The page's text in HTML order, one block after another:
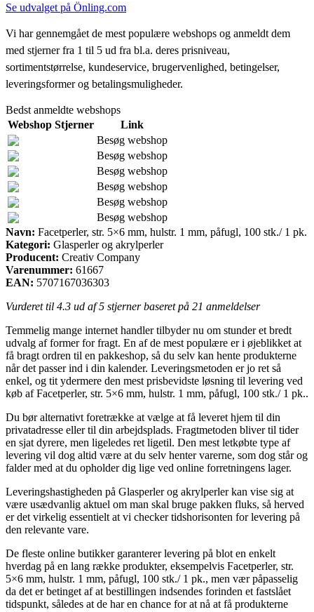
Se udvalget på Önling.com
Vi har gennemgået de mest populære webshops og anmeldt dem
med stjerner fra 1 til 5 ud fra bl.a. deres prisniveau,
sortimentstørrelse, kundeservice, brugervenlighed, betingelser,
leveringsformer og betalingsmuligheder.
Bedst anmeldte webshops
Webshop Stjerner
Link
Besøg webshop
Besøg webshop
Besøg webshop
Besøg webshop
Besøg webshop
Besøg webshop
Navn: Facetperler, str. 5×6 mm, hulstr. 1 mm, påfugl, 100 stk./ 1 pk.
Kategori: Glasperler og akrylperler
Producent: Creativ Company
Varenummer: 61667
EAN: 5707167036303
Vurderet til 4.3 ud af 5 stjerner baseret på 21 anmeldelser
Temmelig mange internet handler tilbyder nu om stunder et bredt
udvalg af former for fragt. En af de mest populære er i øjeblikket at
få bragt ordren til en pakkeshop, så du selv kan hente produkterne
når det passer ind i din kalender. Leveringsmetoden er jo ret så
enkel, og tit ydermere den mest prisbevidste løsning til levering ved
køb af Facetperler, str. 5×6 mm, hulstr. 1 mm, påfugl, 100 stk./ 1 pk..
Du bør alternativt foretrække at vælge at få leveret hjem til din
privatadresse eller til din arbejdsplads. Fragtmetoden bliver til tider
en sjat dyrere, men ligeledes ret ligetil. Den mest letkøbte type af
levering vil dog altid være at du selv henter varerne, som dog står og
falder med at du opholder dig lige ved online forretningens lager.
Leveringshastigheden på Glasperler og akrylperler kan vise sig at
være usædvanlig aktuel om man skal bruge pakken fluks, så herved
er det virkelig essentielt at vi checker tidshorisonten for levering på
den relevante vare.
De fleste online butikker garanterer levering på blot en enkelt
hverdag på en lang række produkter, eksempelvis Facetperler, str.
5×6 mm, hulstr. 1 mm, påfugl, 100 stk./ 1 pk., men vær påpasselig
da det er betinget af at bestillingen indsendes forinden et fastslået
tidspunkt, således at de har en chance for at nå at få produkterne